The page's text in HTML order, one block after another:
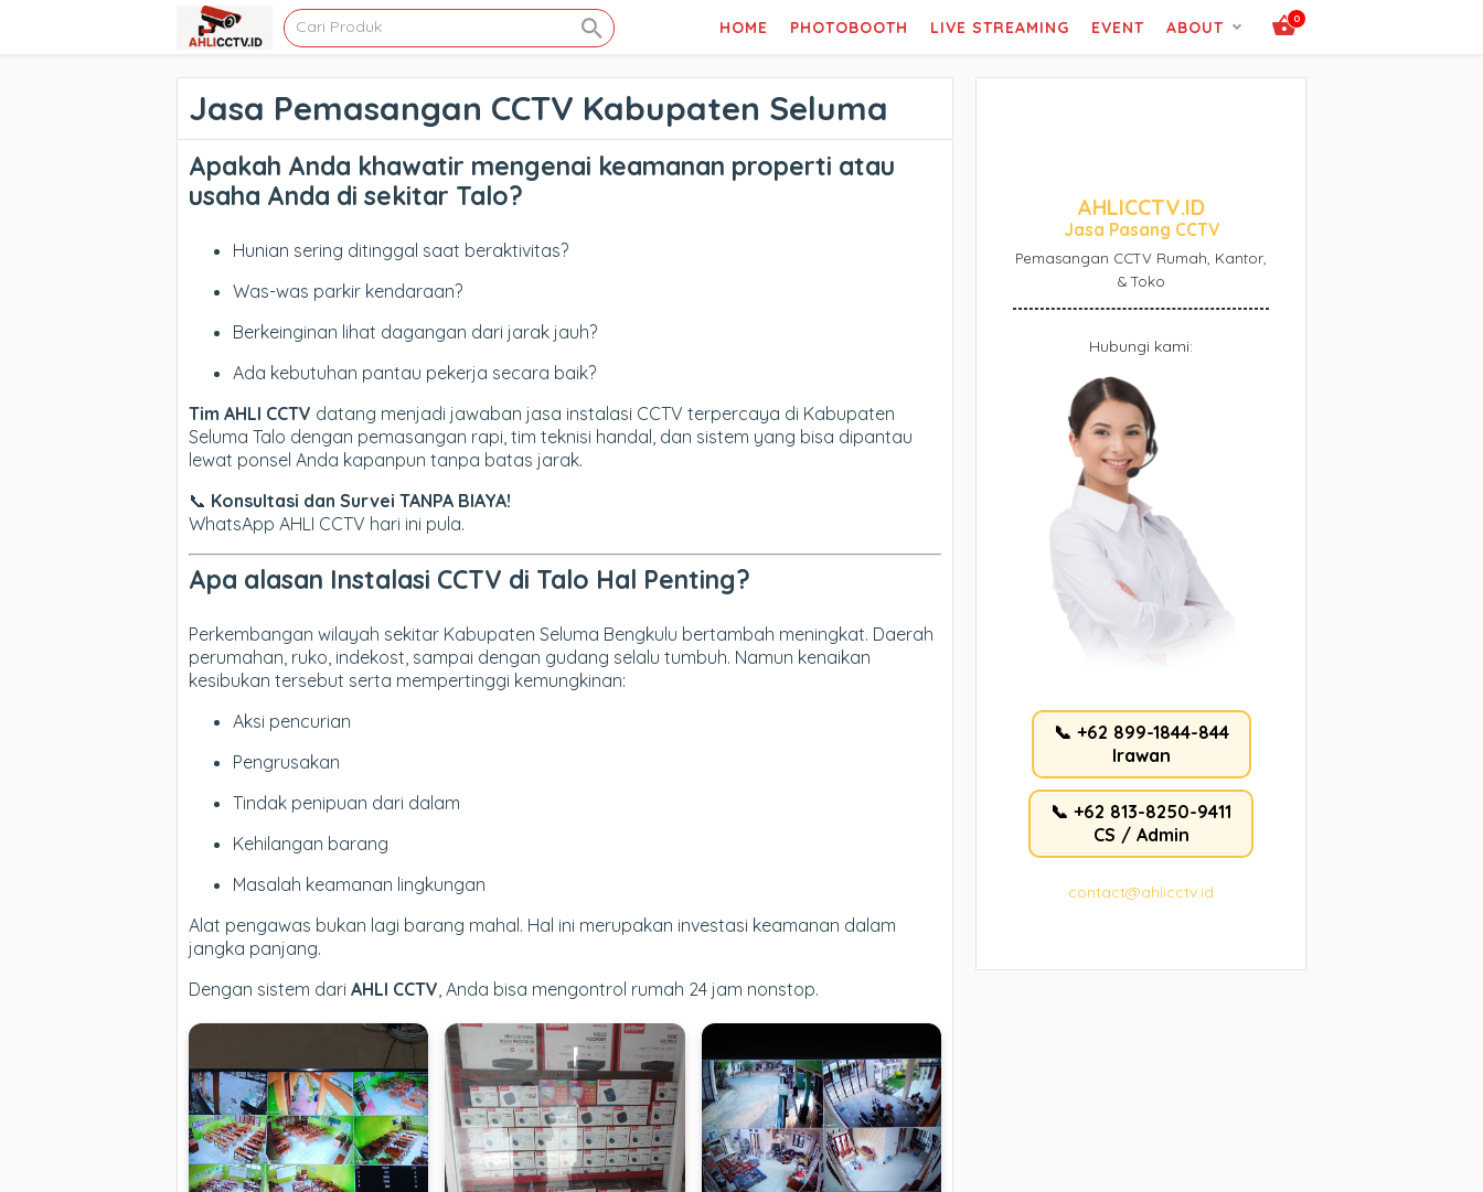
0
HOME PHOTOBOOTH LIVE STREAMING EVENT ABOUT
Jasa Pemasangan CCTV Kabupaten Seluma
Apakah Anda khawatir mengenai keamanan properti atau
usaha Anda di sekitar Talo?
Hunian sering ditinggal saat beraktivitas?
Was-was parkir kendaraan?
Berkeinginan lihat dagangan dari jarak jauh?
Ada kebutuhan pantau pekerja secara baik?
Tim AHLI CCTV datang menjadi jawaban jasa instalasi CCTV terpercaya di Kabupaten
Seluma Talo dengan pemasangan rapi, tim teknisi handal, dan sistem yang bisa dipantau
lewat ponsel Anda kapanpun tanpa batas jarak.
📞 Konsultasi dan Survei TANPA BIAYA!
WhatsApp AHLI CCTV hari ini pula.
Apa alasan Instalasi CCTV di Talo Hal Penting?
Perkembangan wilayah sekitar Kabupaten Seluma Bengkulu bertambah meningkat. Daerah
perumahan, ruko, indekost, sampai dengan gudang selalu tumbuh. Namun kenaikan
kesibukan tersebut serta mempertinggi kemungkinan:
Aksi pencurian
Pengrusakan
Tindak penipuan dari dalam
Kehilangan barang
Masalah keamanan lingkungan
Alat pengawas bukan lagi barang mahal. Hal ini merupakan investasi keamanan dalam
jangka panjang.
Dengan sistem dari AHLI CCTV, Anda bisa mengontrol rumah 24 jam nonstop.
AHLICCTV.ID
Jasa Pasang CCTV
Pemasangan CCTV Rumah, Kantor,
& Toko
Hubungi kami:
📞 +62 899-1844-844
Irawan
📞 +62 813-8250-9411
CS / Admin
contact@ahlicctv.id